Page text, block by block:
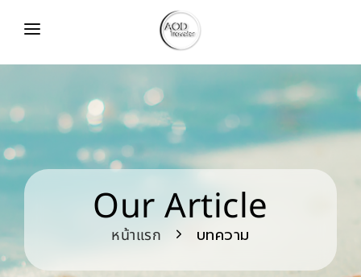
หน้าแรก
ห้องพัก
วิดีโอ
จองห้อง
Our Article
หน้าแรก บทความ